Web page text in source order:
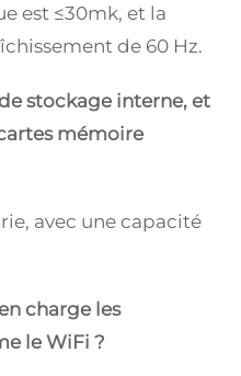
est ≤30mk, et la
de 60 Hz.
stockage interne, et
mémoire
avec une capacité
charge les
le WiFi ?